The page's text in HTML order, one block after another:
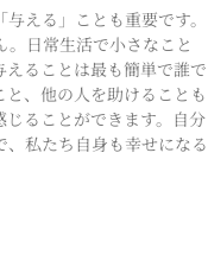
える」ことも重要です。
日常生活で小さなこと
ることは最も簡単で誰で
、他の人を助けることも
ることができます。自分
私たち自身も幸せになる